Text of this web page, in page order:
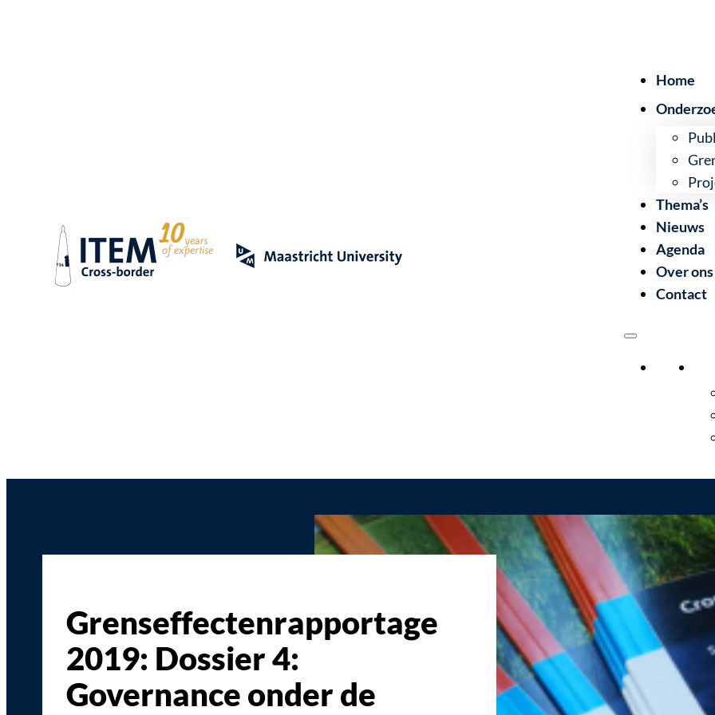
Home
Thema’s
Nieuws
Agenda
Over ons
Contact
Home
Grenseffectenrapportage
2019: Dossier 4:
Governance onder de